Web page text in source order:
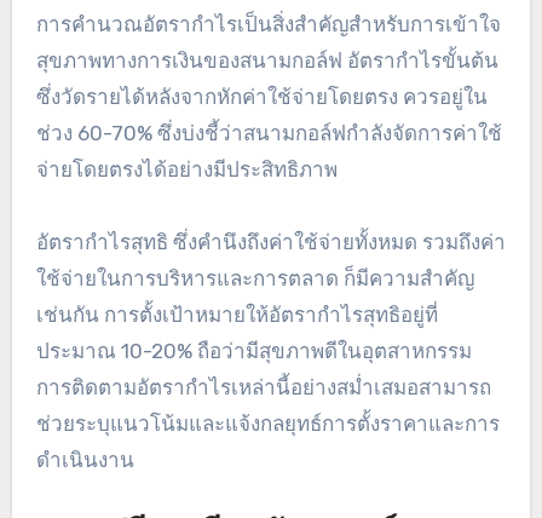
การคำนวณอัตรากำไรเป็นสิ่งสำคัญสำหรับการเข้าใจ
สุขภาพทางการเงินของสนามกอล์ฟ อัตรากำไรขั้นต้น
ซึ่งวัดรายได้หลังจากหักค่าใช้จ่ายโดยตรง ควรอยู่ใน
ช่วง 60-70% ซึ่งบ่งชี้ว่าสนามกอล์ฟกำลังจัดการค่าใช้
จ่ายโดยตรงได้อย่างมีประสิทธิภาพ
อัตรากำไรสุทธิ ซึ่งคำนึงถึงค่าใช้จ่ายทั้งหมด รวมถึงค่า
ใช้จ่ายในการบริหารและการตลาด ก็มีความสำคัญ
เช่นกัน การตั้งเป้าหมายให้อัตรากำไรสุทธิอยู่ที่
ประมาณ 10-20% ถือว่ามีสุขภาพดีในอุตสาหกรรม
การติดตามอัตรากำไรเหล่านี้อย่างสม่ำเสมอสามารถ
ช่วยระบุแนวโน้มและแจ้งกลยุทธ์การตั้งราคาและการ
ดำเนินงาน